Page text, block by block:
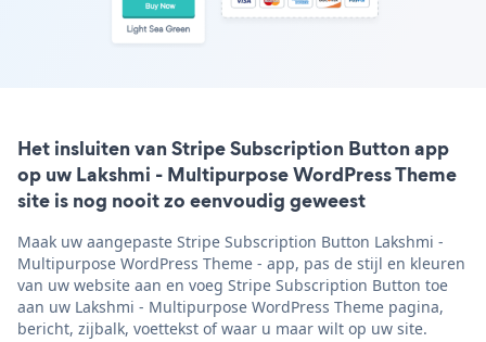
Het insluiten van Stripe Subscription Button app
op uw Lakshmi - Multipurpose WordPress Theme
site is nog nooit zo eenvoudig geweest
Maak uw aangepaste Stripe Subscription Button Lakshmi -
Multipurpose WordPress Theme - app, pas de stijl en kleuren
van uw website aan en voeg Stripe Subscription Button toe
aan uw Lakshmi - Multipurpose WordPress Theme pagina,
bericht, zijbalk, voettekst of waar u maar wilt op uw site.